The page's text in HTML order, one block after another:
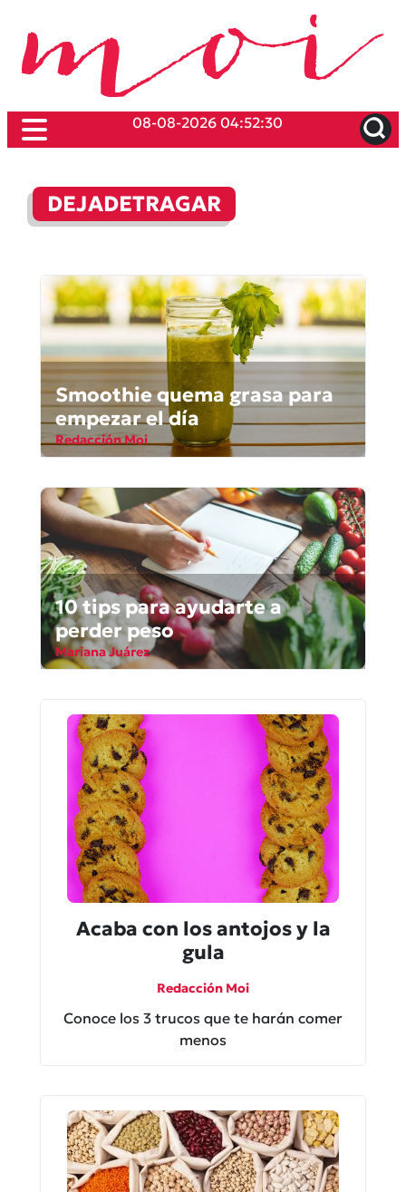
08-08-2026 04:52:30
DEJADETRAGAR
Smoothie quema grasa para
empezar el día
Redacción Moi
10 tips para ayudarte a
perder peso
Mariana Juárez
Acaba con los antojos y la
gula
Redacción Moi
Conoce los 3 trucos que te harán comer
menos